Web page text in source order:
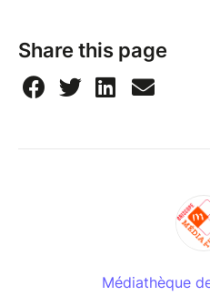
Share this page
Médiathèque